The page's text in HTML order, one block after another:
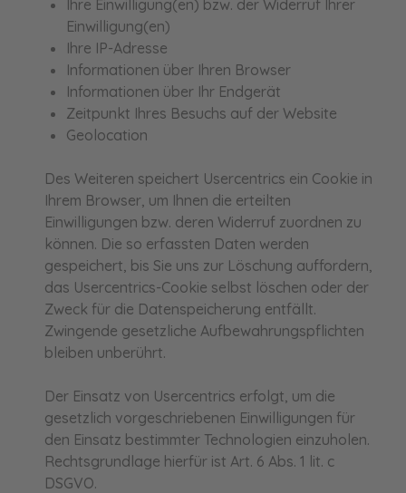
Ihre Einwilligung(en) bzw. der Widerruf Ihrer
Einwilligung(en)
Ihre IP-Adresse
Informationen über Ihren Browser
Informationen über Ihr Endgerät
Zeitpunkt Ihres Besuchs auf der Website
Geolocation
Des Weiteren speichert Usercentrics ein Cookie in
Ihrem Browser, um Ihnen die erteilten
Einwilligungen bzw. deren Widerruf zuordnen zu
können. Die so erfassten Daten werden
gespeichert, bis Sie uns zur Löschung auffordern,
das Usercentrics-Cookie selbst löschen oder der
Zweck für die Datenspeicherung entfällt.
Zwingende gesetzliche Aufbewahrungspflichten
bleiben unberührt.
Der Einsatz von Usercentrics erfolgt, um die
gesetzlich vorgeschriebenen Einwilligungen für
den Einsatz bestimmter Technologien einzuholen.
Rechtsgrundlage hierfür ist Art. 6 Abs. 1 lit. c
DSGVO.